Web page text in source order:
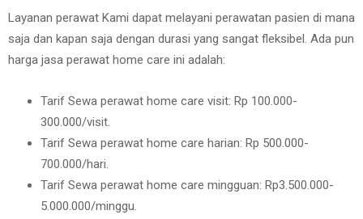
Layanan perawat Kami dapat melayani perawatan pasien di mana
saja dan kapan saja dengan durasi yang sangat fleksibel. Ada pun
harga jasa perawat home care ini adalah:
Tarif Sewa perawat home care visit: Rp 100.000-
300.000/visit.
Tarif Sewa perawat home care harian: Rp 500.000-
700.000/hari.
Tarif Sewa perawat home care mingguan: Rp3.500.000-
5.000.000/minggu.